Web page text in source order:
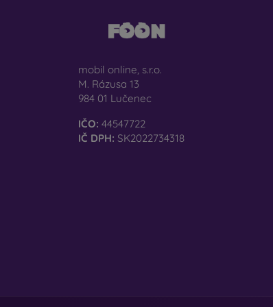
mobil online, s.r.o.
M. Rázusa 13
984 01 Lučenec
IČO: 44547722
IČ DPH: SK2022734318